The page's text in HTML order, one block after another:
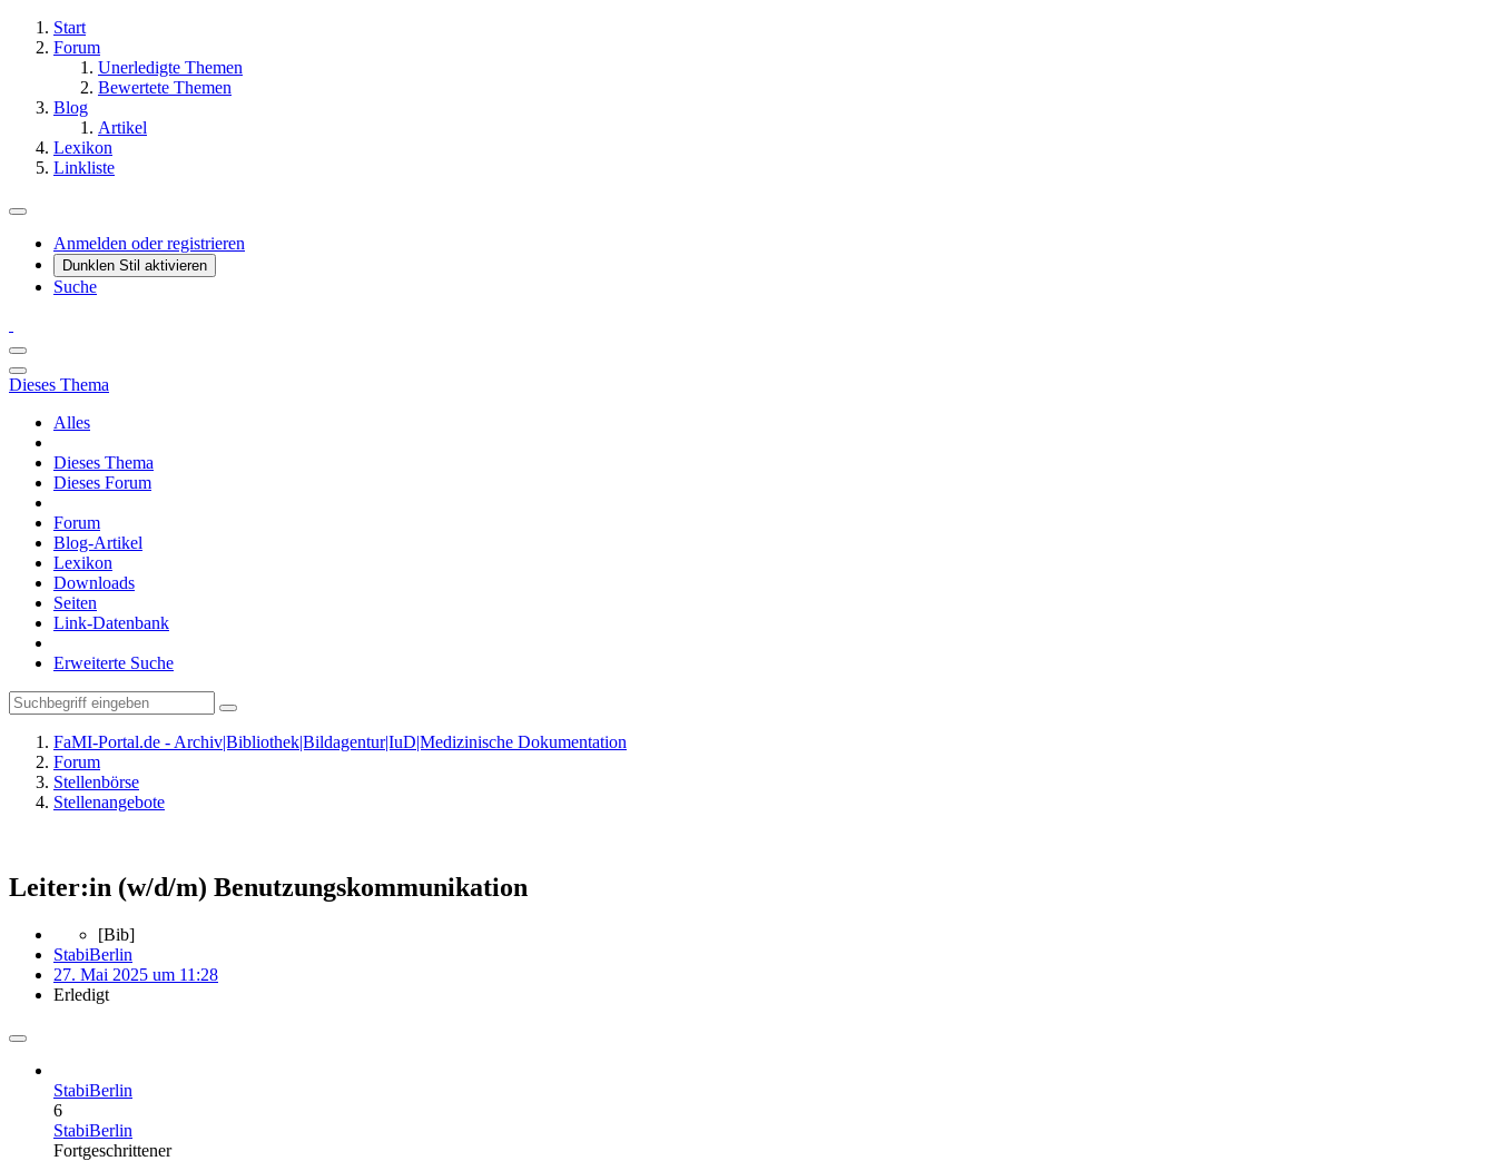
Start
Forum
Unerledigte Themen
Bewertete Themen
Blog
Artikel
Lexikon
Linkliste
Anmelden oder registrieren
Dunklen Stil aktivieren
Suche
Dieses Thema
Alles
Dieses Thema
Dieses Forum
Forum
Blog-Artikel
Lexikon
Downloads
Seiten
Link-Datenbank
Erweiterte Suche
FaMI-Portal.de - Archiv|Bibliothek|Bildagentur|IuD|Medizinische Dokumentation
Forum
Stellenbörse
Stellenangebote
Leiter:in (w/d/m) Benutzungskommunikation
[Bib]
StabiBerlin
27. Mai 2025 um 11:28
Erledigt
StabiBerlin
6
StabiBerlin
Fortgeschrittener